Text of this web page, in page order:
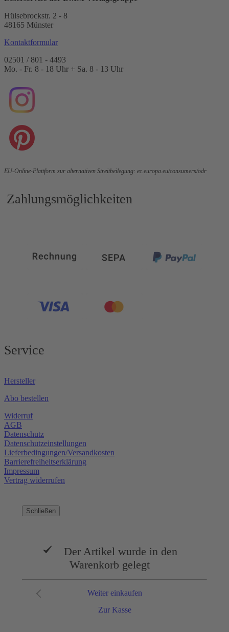
Hülsebrockstr. 2 - 8
48165 Münster
Kontaktformular
02501 / 801 - 4493
Mo. - Fr. 8 - 18 Uhr + Sa. 8 - 13 Uhr
EU-Online-Plattform zur alternativen Streitbeilegung: ec.europa.eu/consumers/odr
Zahlungsmöglichkeiten
Service
Hersteller
Abo bestellen
Widerruf
AGB
Datenschutz
Datenschutzeinstellungen
Lieferbedingungen/Versandkosten
Barrierefreiheitserklärung
Impressum
Vertrag widerrufen
Schließen
Der Artikel wurde in den
Warenkorb gelegt
Zur Kasse
Weiter einkaufen